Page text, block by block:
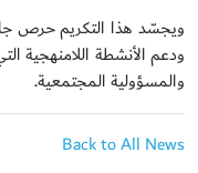
ويجسّد هذا التكريم حرص
ودعم الأنشطة اللامنهجية
والمسؤولية المجتمعية.
Back to All News